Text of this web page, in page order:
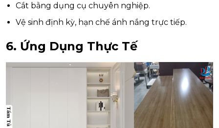
Cắt bằng dụng cụ chuyên nghiệp.
Vệ sinh định kỳ, hạn chế ánh nắng trực tiếp.
6. Ứng Dụng Thực Tế